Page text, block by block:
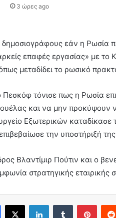
3 ώρες ago
δημοσιογράφους εάν η Ρωσία
επαφές εργασίας» με
μεταδίδει το ρωσικό
τόνισε πως η Ρωσία
και να μην προκύψουν
Εξωτερικών
την υποστήριξή
Βλαντίμιρ Πούτιν και ο
στρατηγικής εταιρικής
Facebook
X LinkedInTumblr